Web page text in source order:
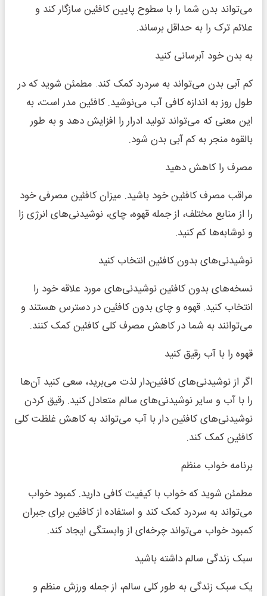
می‌تواند بدن شما را با سطوح پایین کافئین سازگار کند و
علائم ترک را به حداقل برساند.
به بدن خود آبرسانی کنید
کم آبی بدن می‌تواند به سردرد کمک کند. مطمئن شوید که در
طول روز به اندازه کافی آب می‌نوشید. کافئین مدر است، به
این معنی که می‌تواند تولید ادرار را افزایش دهد و به طور
بالقوه منجر به کم آبی بدن شود.
مصرف را کاهش دهید
مراقب مصرف کافئین خود باشید. میزان کافئین مصرفی خود
را از منابع مختلف، از جمله قهوه، چای، نوشیدنی‌های انرژی زا
و نوشابه‌ها کم کنید.
نوشیدنی‌های بدون کافئین انتخاب کنید
نسخه‌های بدون کافئین نوشیدنی‌های مورد علاقه خود را
انتخاب کنید. قهوه و چای بدون کافئین در دسترس هستند و
می‌توانند به شما در کاهش مصرف کلی کافئین کمک کنند.
قهوه را با آب رقیق کنید
اگر از نوشیدنی‌های کافئین‌دار لذت می‌برید، سعی کنید آن‌ها
را با آب و سایر نوشیدنی‌های سالم متعادل کنید. رقیق کردن
نوشیدنی‌های کافئین دار با آب می‌تواند به کاهش غلظت کلی
کافئین کمک کند.
برنامه خواب منظم
مطمئن شوید که خواب با کیفیت کافی دارید. کمبود خواب
می‌تواند به سردرد کمک کند و استفاده از کافئین برای جبران
کمبود خواب می‌تواند چرخه‌ای از وابستگی ایجاد کند.
سبک زندگی سالم داشته باشید
یک سبک زندگی به طور کلی سالم، از جمله ورزش منظم و